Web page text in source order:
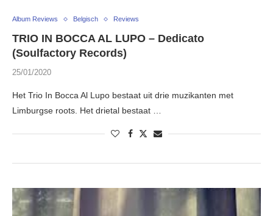
Album Reviews Belgisch Reviews
TRIO IN BOCCA AL LUPO – Dedicato
(Soulfactory Records)
25/01/2020
Het Trio In Bocca Al Lupo bestaat uit drie muzikanten met
Limburgse roots. Het drietal bestaat …